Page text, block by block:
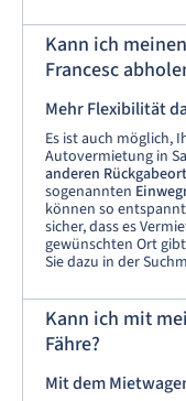
Kann ich
Francesc
Mehr Flexibilität
Es ist auch möglich,
Autovermietung in
anderen
sogenannten
können so
sicher, dass es
gewünschten Ort
Sie dazu in der
Kann ich mit
Fähre?
Mit dem